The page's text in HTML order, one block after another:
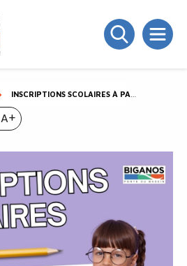
INSCRIPTIONS SCOLAIRES À PARTIR DU 3 MARS 2026
A+